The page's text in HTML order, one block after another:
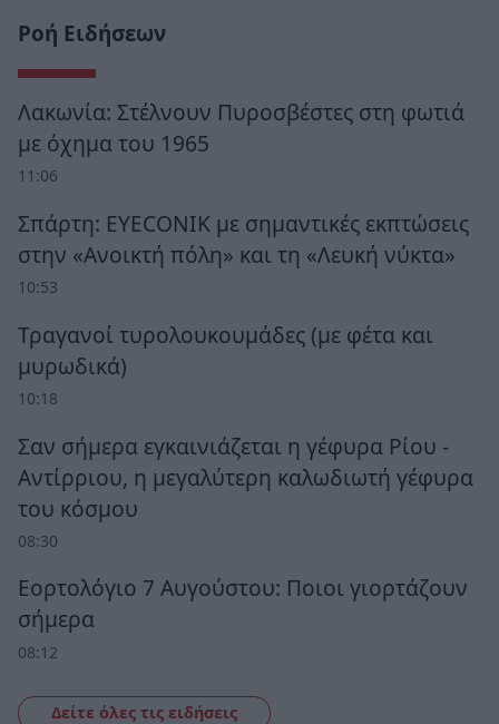
Ροή Ειδήσεων
Λακωνία: Στέλνουν Πυροσβέστες στη φωτιά
με όχημα του 1965
11:06
Σπάρτη: EYECONIK με σημαντικές εκπτώσεις
στην «Ανοικτή πόλη» και τη «Λευκή νύκτα»
10:53
Τραγανοί τυρολουκουμάδες (με φέτα και
μυρωδικά)
10:18
Σαν σήμερα εγκαινιάζεται η γέφυρα Ρίου -
Αντίρριου, η μεγαλύτερη καλωδιωτή γέφυρα
του κόσμου
08:30
Εορτολόγιο 7 Αυγούστου: Ποιοι γιορτάζουν
σήμερα
08:12
Δείτε όλες τις ειδήσεις